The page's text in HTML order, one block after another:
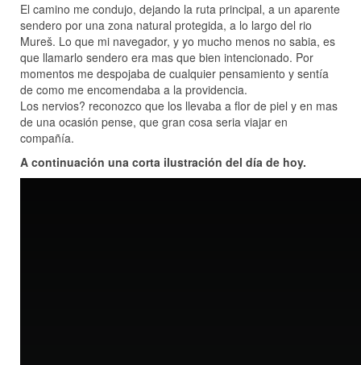
El camino me condujo, dejando la ruta principal, a un aparente
sendero por una zona natural protegida, a lo largo del rio
Mureš. Lo que mi navegador, y yo mucho menos no sabia, es
que llamarlo sendero era mas que bien intencionado. Por
momentos me despojaba de cualquier pensamiento y sentía
de como me encomendaba a la providencia.
Los nervios? reconozco que los llevaba a flor de piel y en mas
de una ocasión pense, que gran cosa seria viajar en
compañía.
A continuación una corta ilustración del día de hoy.